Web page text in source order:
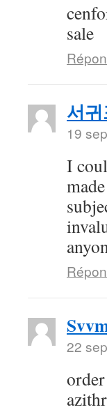
sale
서
19
I
22